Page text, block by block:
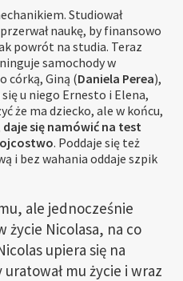
Studiował
naukę, by finansowo
powrót na studia. Teraz
samochody w
córką, Giną (Daniela Perea),
u niego Ernesto i Elena,
że ma dziecko, ale w końcu,
daje się namówić na test
. Poddaje się też
i bez wahania oddaje szpik
ale jednocześnie
życie Nicolasa, na co
upiera się na
mu życie i wraz